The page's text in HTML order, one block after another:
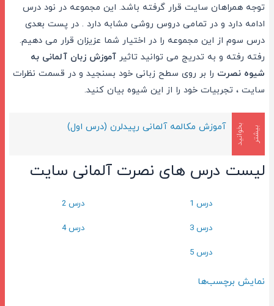
توجه همراهان سایت قرار گرفته باشد. این مجموعه در نود درس
ادامه دارد و در تمامی دروس روشی مشابه دارد . در پست بعدی
درس سوم از این مجموعه را در اختیار شما عزیزان قرار می دهیم.
رفته رفته و به تدریج می توانید تاثیر آموزش زبان آلمانی به
شیوه نصرترا بر روی سطح زبانی خود بسنجید و در قسمت نظرات
سایت ، تجربیات خود را از این شیوه بیان کنید.
ب
ی
ش
ت
ر ب خ
و
ا
ن
ی د آموزش مکالمه آلمانی رپیدلرن (درس اول)
لیست درس های نصرت آلمانی سایت
درس 1 درس 2
درس 3 درس 4
درس 5
نمایش برچسب‌ها